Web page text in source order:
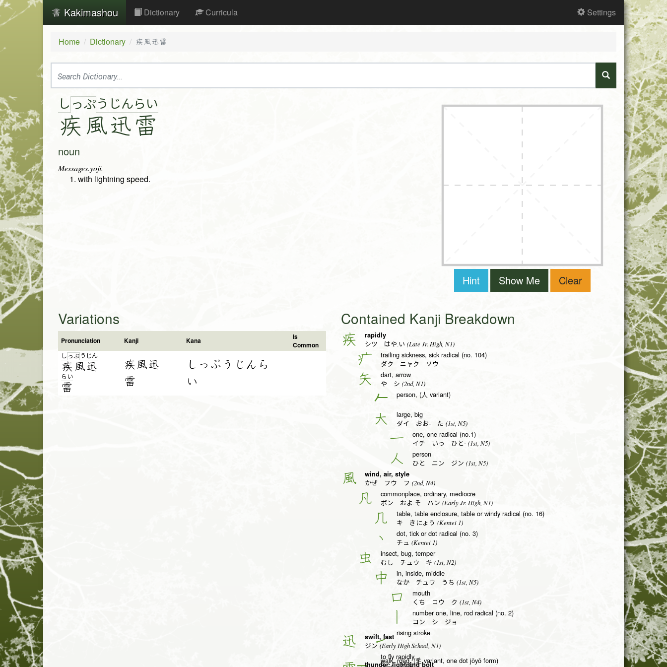
Kakimashou Dictionary Curricula Settings
Home Dictionary 疾風迅雷
し っ
疾
ぷう
風
じん
迅
ら い
雷
noun
Messages.yoji.
with lightning speed.
Hint Show Me Clear
Variations
Pronunciation Kanji Kana
Is
Common
し っ
疾
ぷ う
風
じん
迅
ら い
雷
疾風迅
雷
しっぷうじんら
い
Contained Kanji Breakdown
疾 rapidly
シツ はや.い (Late Jr. High, N1)
疒 trailing sickness, sick radical (no. 104)
ダク ニャク ソウ
矢 dart, arrow
や シ (2nd, N1)
𠂉 person, (人 variant)
大 large, big
ダイ おお- た (1st, N5)
一 one, one radical (no.1)
イチ いっ ひと- (1st, N5)
人 person
ひと ニン ジン (1st, N5)
風 wind, air, style
かぜ フウ フ (2nd, N4)
凡 commonplace, ordinary, mediocre
ボン およ.そ ハン (Early Jr. High, N1)
几 table, table enclosure, table or windy radical (no. 16)
キ きにょう (Kentei 1)
丶 dot, tick or dot radical (no. 3)
チュ (Kentei 1)
虫 insect, bug, temper
むし チュウ キ (1st, N2)
中 in, inside, middle
なか チュウ うち (1st, N5)
口 mouth
くち コウ ク (1st, N4)
number one, line, rod radical (no. 2)
コン シ ジョ
rising stroke
迅 swift, fast
ジン(Early High School, N1)
to fly rapidly
walk, road, (辵 variant, one dot jōyō form)
thunder, lightning bolt